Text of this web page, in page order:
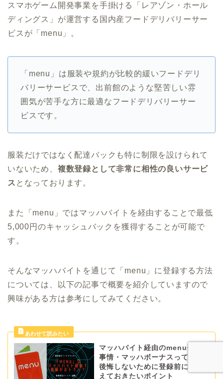
スマホゲーム開発事業を手掛ける「レアゾン・ホール
ディングス」が運営する国内産フードデリバリーサー
ビスが「menu」。
「menu」は服装や規約が比較的緩いフードデリ
バリーサービスで、出前館のような堅苦しい雰
囲気が苦手な方に最適なフードデリバリーサー
ビスです。
服装だけではなく配達バックも特に制限を設けられて
いないため、 複数登録として非常に相性の良いサービ
ス となっております。
また「menu」ではマッハバイトを経由することで最低
5,000円のキャッシュバックを獲得することが可能で
す。
そんなマッハバイトを通じて「menu」に登録する方法
については、以下の記事で概要を紹介していますので
興味がある方は参考にしてみてください。
マッハバイト経由のmenu登録
事情・マッハボーナスって何？
後悔しないために登録前に押さ
えておきたいポイント